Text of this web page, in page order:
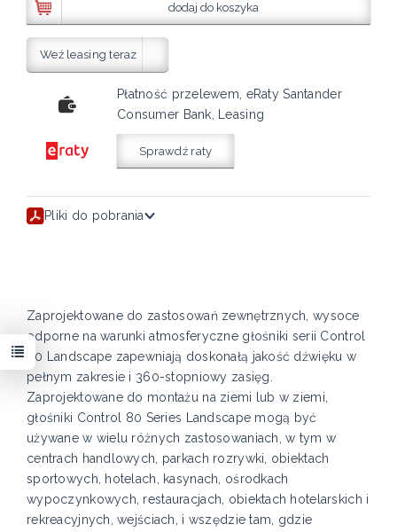
dodaj do koszyka
Weź leasing teraz
Płatność przelewem, eRaty Santander
Consumer Bank, Leasing
Sprawdź raty
Pliki do pobrania
Zaprojektowane do zastosowań zewnętrznych, wysoce
odporne na warunki atmosferyczne głośniki serii Control
80 Landscape zapewniają doskonałą jakość dźwięku w
pełnym zakresie i 360-stopniowy zasięg.
Zaprojektowane do montażu na ziemi lub w ziemi,
głośniki Control 80 Series Landscape mogą być
używane w wielu różnych zastosowaniach, w tym w
centrach handlowych, parkach rozrywki, obiektach
sportowych, hotelach, kasynach, ośrodkach
wypoczynkowych, restauracjach, obiektach hotelarskich i
rekreacyjnych, wejściach, i wszędzie tam, gdzie